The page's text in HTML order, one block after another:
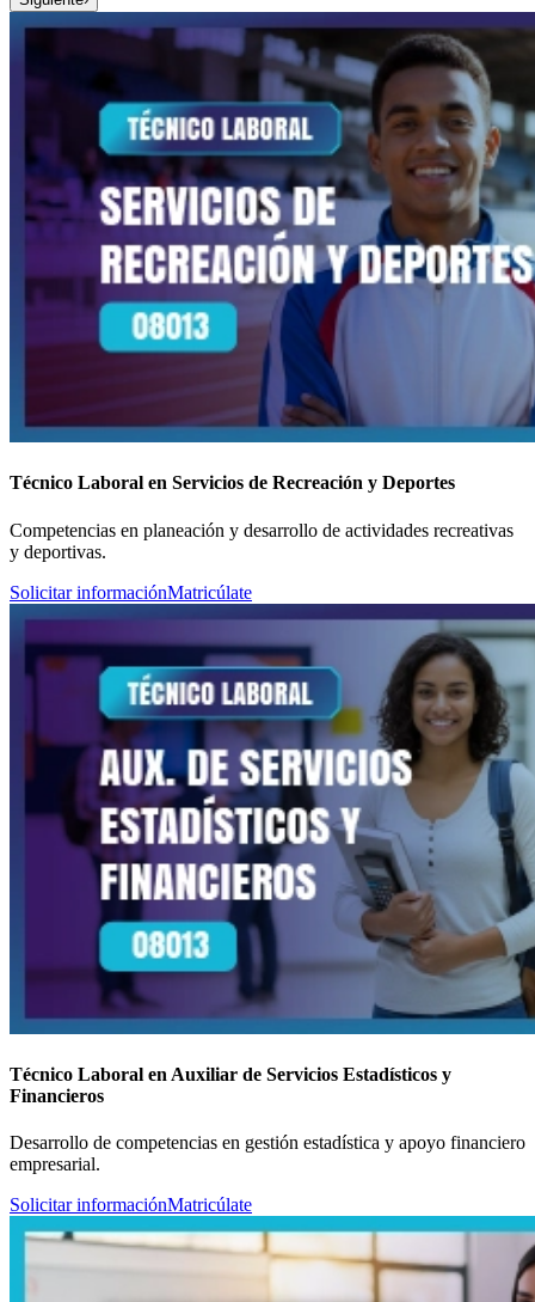
Técnico Laboral en Servicios de Recreación y Deportes
Competencias en planeación y desarrollo de actividades recreativas
y deportivas.
Solicitar informaciónMatricúlate
Técnico Laboral en Auxiliar de Servicios Estadísticos y
Financieros
Desarrollo de competencias en gestión estadística y apoyo financiero
empresarial.
Solicitar informaciónMatricúlate